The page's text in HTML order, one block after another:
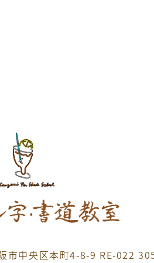
中央区本町4-8-9 RE-022